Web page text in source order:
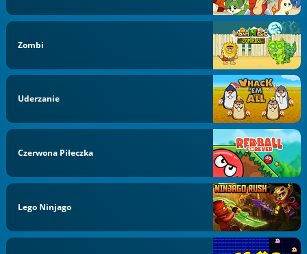
Zombi
Uderzanie
Czerwona Piłeczka
Lego Ninjago